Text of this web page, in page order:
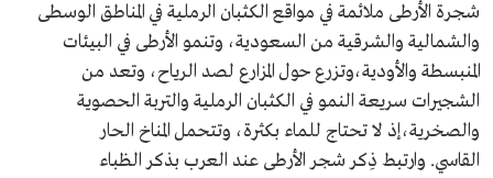
شجرة الأرطى ملائمة في مواقع الكثبان الرملية في المناطق الوسطى
والشمالية والشرقية من السعودية، وتنمو الأرطى في البيئات
المنبسطة والأودية،وتزرع حول المزارع لصد الرياح، وتعد من
الشجيرات سريعة النمو في الكثبان الرملية والتربة الحصوية
والصخرية،إذ لا تحتاج للماء بكثرة، وتتحمل المناخ الحار
القاسي. وارتبط ذِكر شجر الأرطى عند العرب بذكر الظباء